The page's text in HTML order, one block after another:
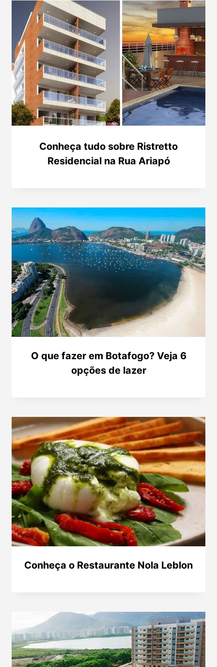
Conheça tudo sobre Ristretto
Residencial na Rua Ariapó
O que fazer em Botafogo? Veja 6
opções de lazer
Conheça o Restaurante Nola Leblon